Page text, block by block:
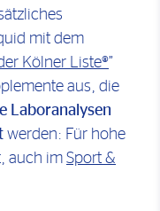
mit dem
Kölner Liste®”
aus, die
Laboranalysen
werden: Für hohe
auch im Sport &